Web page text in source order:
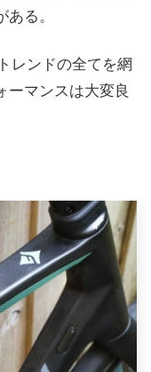
る。
レンドの全てを網
ーマンスは大変良